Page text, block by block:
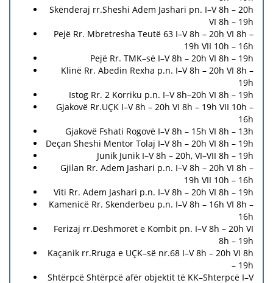
Skënderaj rr.Sheshi Adem Jashari pn. I–V 8h – 20h
VI 8h – 19h
Pejë Rr. Mbretresha Teutë 63 I–V 8h – 20h VI 8h –
19h VII 10h – 16h
Pejë Rr. TMK–së I–V 8h – 20h VI 8h – 19h
Klinë Rr. Abedin Rexha p.n. I–V 8h – 20h VI 8h –
19h
Istog Rr. 2 Korriku p.n. I–V 8h–20h VI 8h – 19h
Gjakovë Rr.UÇK I–V 8h – 20h VI 8h – 19h VII 10h –
16h
Gjakovë Fshati Rogovë I–V 8h – 15h VI 8h – 13h
Deçan Sheshi Mentor Tolaj I–V 8h – 20h VI 8h – 19h
Junik Junik I–V 8h – 20h, VI–VII 8h – 19h
Gjilan Rr. Adem Jashari p.n. I–V 8h – 20h VI 8h –
19h VII 10h – 16h
Viti Rr. Adem Jashari p.n. I–V 8h – 20h VI 8h – 19h
Kamenicë Rr. Skenderbeu p.n. I–V 8h – 16h VI 8h –
16h
Ferizaj rr.Dëshmorët e Kombit pn. I–V 8h – 20h VI
8h – 19h
Kaçanik rr.Rruga e UÇK–së nr.68 I–V 8h – 20h VI 8h
– 19h
Shtërpcë Shtërpcë afër objektit të KK–Shterpcë I–V